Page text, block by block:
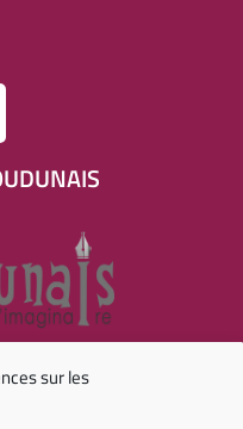
sur les